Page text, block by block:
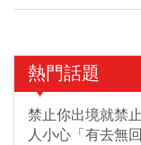
熱門話題
禁止你出境就禁
人小心「有去無